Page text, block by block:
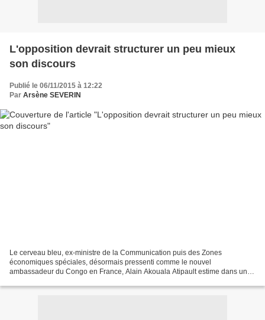
L'opposition devrait structurer un peu mieux
son discours
Publié le 06/11/2015 à 12:22
Par Arsène SEVERIN
Le cerveau bleu, ex-ministre de la Communication puis des Zones
économiques spéciales, désormais pressenti comme le nouvel
ambassadeur du Congo en France, Alain Akouala Atipault estime dans un